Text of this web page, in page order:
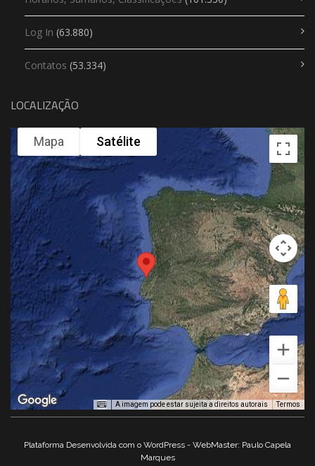
Log In (63.880)
Contatos (53.334)
LOCALIZAÇÃO
Mapa Satélite
A imagem pode estar sujeita a direitos autorais Termos
Plataforma Desenvolvida com o WordPress - WebMaster: Paulo Capela
Marques